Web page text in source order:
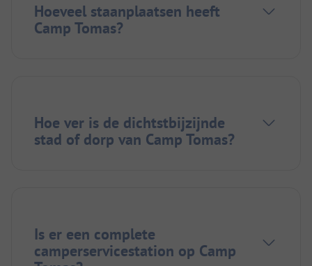
Hoeveel staanplaatsen heeft
Camp Tomas?
Hoe ver is de dichtstbijzijnde
stad of dorp van Camp Tomas?
Is er een complete
camperservicestation op Camp